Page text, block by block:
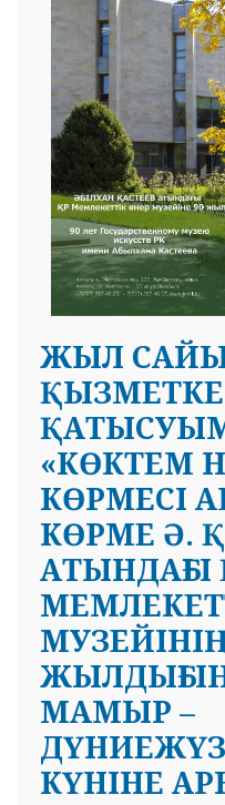
ЖЫЛ
«КӨКТЕМ
КӨРМЕСІ
КӨРМЕ Ә.
АТЫНДАҒЫ
МАМЫР –
КҮНІНЕ